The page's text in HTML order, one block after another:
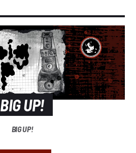
BIG UP!
BIG UP!